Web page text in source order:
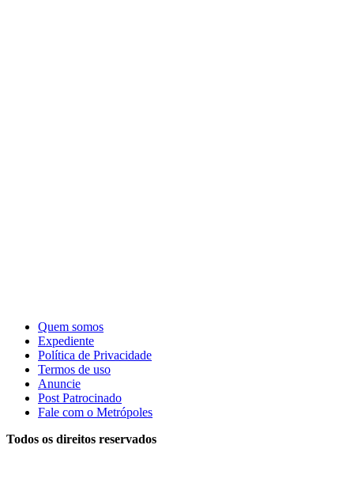
Quem somos
Expediente
Política de Privacidade
Termos de uso
Anuncie
Post Patrocinado
Fale com o Metrópoles
Todos os direitos reservados